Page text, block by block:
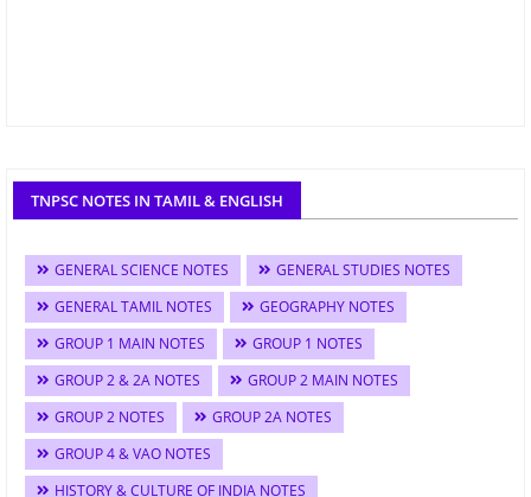
TNPSC NOTES IN TAMIL & ENGLISH
GENERAL SCIENCE NOTES
GENERAL STUDIES NOTES
GENERAL TAMIL NOTES
GEOGRAPHY NOTES
GROUP 1 MAIN NOTES
GROUP 1 NOTES
GROUP 2 & 2A NOTES
GROUP 2 MAIN NOTES
GROUP 2 NOTES
GROUP 2A NOTES
GROUP 4 & VAO NOTES
HISTORY & CULTURE OF INDIA NOTES